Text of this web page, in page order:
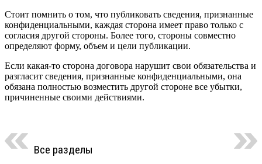
Стоит помнить о том, что публиковать сведения, признанные
конфиденциальными, каждая сторона имеет право только с
согласия другой стороны. Более того, стороны совместно
определяют форму, объем и цели публикации.
Если какая-то сторона договора нарушит свои обязательства и
разгласит сведения, признанные конфиденциальными, она
обязана полностью возместить другой стороне все убытки,
причиненные своими действиями.
Все разделы